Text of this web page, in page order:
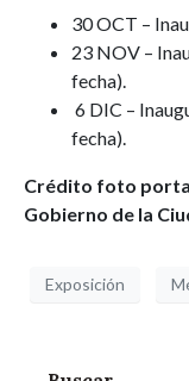
30 OCT –
23 NOV –
fecha).
6 DIC –
fecha).
Crédito foto
Gobierno de la
Exposición